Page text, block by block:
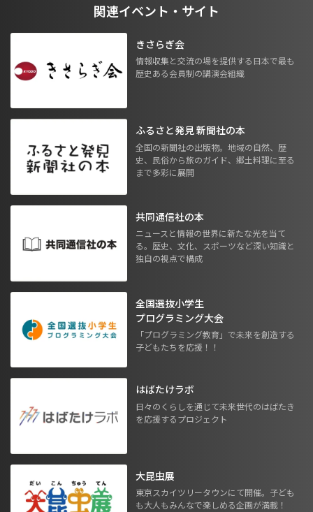
関連イベント・サイト
きさらぎ会
情報収集と交流の場を提供する日本で最も
歴史ある会員制の講演会組織
ふるさと発見 新聞社の本
全国の新聞社の出版物。地域の自然、歴
史、民俗から旅のガイド、郷土料理に至る
まで多彩に展開
共同通信社の本
ニュースと情報の世界に新たな光を当て
る。歴史、文化、スポーツなど深い知識と
独自の視点で構成
全国選抜小学生
プログラミング大会
「プログラミング教育」で未来を創造する
子どもたちを応援！！
はばたけラボ
日々のくらしを通じて未来世代のはばたき
を応援するプロジェクト
大昆虫展
東京スカイツリータウンにて開催。子ども
も大人もみんなで楽しめる企画が満載！